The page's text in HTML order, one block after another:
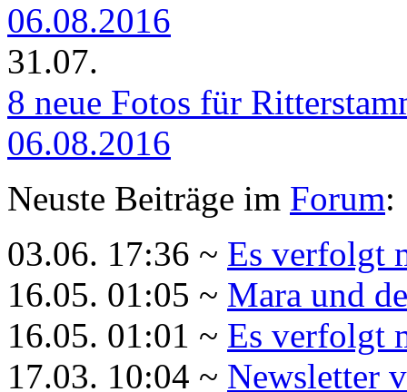
06.08.2016
31.07.
8 neue Fotos für
06.08.2016
Neuste Beiträge im Forum:
03.06. 17:36 ~ Es verfolgt
16.05. 01:05 ~ Mara und
16.05. 01:01 ~ Es verfolgt
17.03. 10:04 ~ Newsletter